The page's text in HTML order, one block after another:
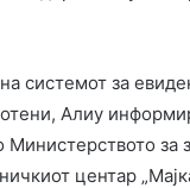
системот за
Алиу
за
центар